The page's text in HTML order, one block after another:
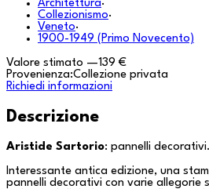
Architettura·
Collezionismo·
Veneto·
1900-1949 (Primo Novecento)
Valore stimato —139 €
Provenienza:Collezione privata
Richiedi informazioni
Descrizione
Aristide Sartorio: pannelli decorativi.
Interessante antica edizione, una
pannelli decorativi con varie allegorie